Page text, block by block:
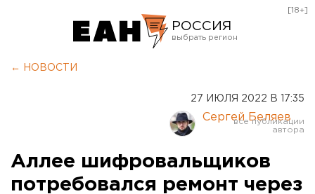
РОССИЯ
Курган
Оренбург
[18+]
← НОВОСТИ
27 ИЮЛЯ 2022 В 17:35
Сергей Беляев
Аллее шифровальщиков
потребовался ремонт через